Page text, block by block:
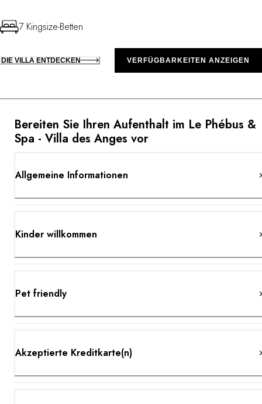
Bereiten Sie Ihren Aufenthalt im Le Phébus &
Spa - Villa des Anges vor
Allgemeine Informationen
Kinder willkommen
Pet friendly
Akzeptierte Kreditkarte(n)
7 Kingsize-Betten
DIE VILLA ENTDECKEN VERFÜGBARKEITEN ANZEIGEN